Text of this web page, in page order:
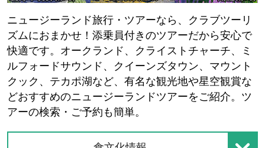
ニュージーランド旅行・ツアーなら、クラブツーリ
ズムにおまかせ！添乗員付きのツアーだから安心で
快適です。オークランド、クライストチャーチ、ミ
ルフォードサウンド、クイーンズタウン、マウント
クック、テカポ湖など、有名な観光地や星空観賞な
どおすすめのニュージーランドツアーをご紹介。ツ
アーの検索・ご予約も簡単。